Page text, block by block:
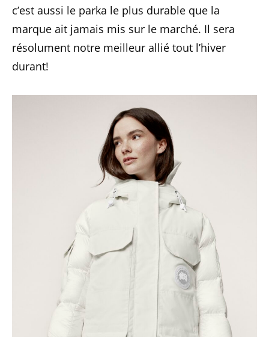
c’est aussi le parka le plus durable que la
marque ait jamais mis sur le marché. Il sera
résolument notre meilleur allié tout l’hiver
durant!